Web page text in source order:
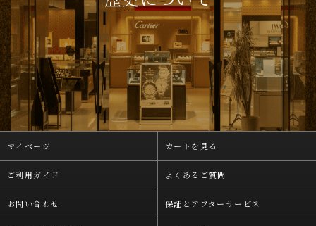
マイページ カートを見る
ご利用ガイド よくあるご質問
お問い合わせ 保証とアフターサービス